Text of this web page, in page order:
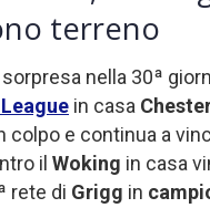
terreno
nella 30ª
in casa
colpo e continua a
il Woking in casa
rete di Grigg in